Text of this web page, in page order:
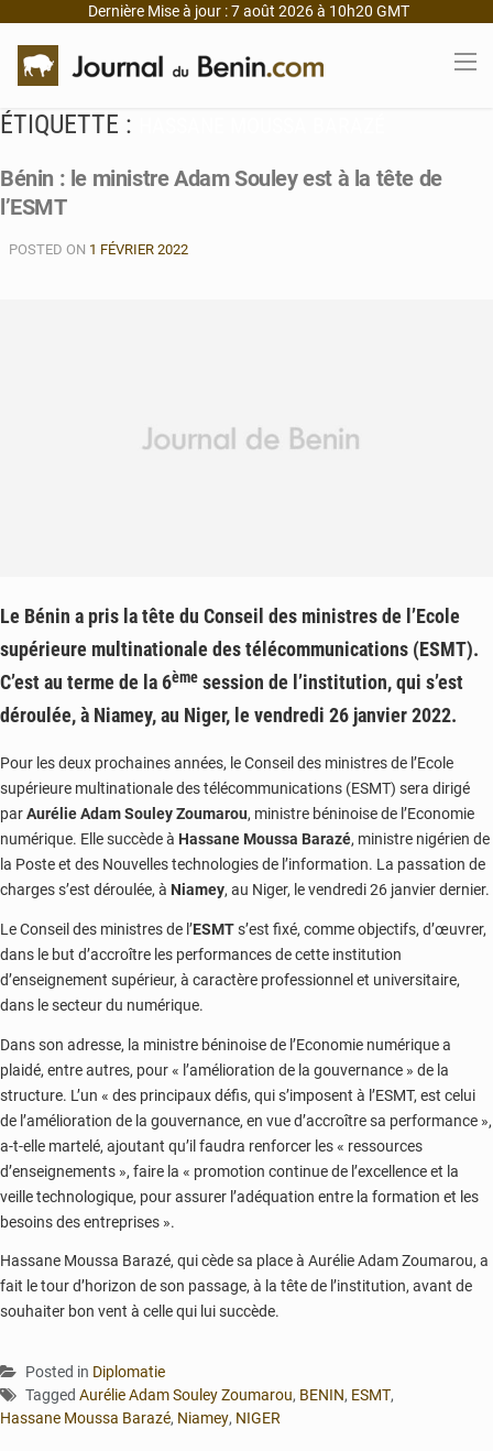
Dernière Mise à jour : 7 août 2026 à 10h20 GMT
ÉTIQUETTE :
Bénin : le ministre Adam Souley est à la tête de
l’ESMT
POSTED ON 1 FÉVRIER 2022
Le Bénin a pris la tête du Conseil des ministres de l’Ecole
supérieure multinationale des télécommunications (ESMT).
C’est au terme de la 6ème session de l’institution, qui s’est
déroulée, à Niamey, au Niger, le vendredi 26 janvier 2022.
Pour les deux prochaines années, le Conseil des ministres de l’Ecole
supérieure multinationale des télécommunications (ESMT) sera dirigé
parAurélie Adam Souley Zoumarou, ministre béninoise de l’Economie
numérique. Elle succède à Hassane Moussa Barazé, ministre nigérien de
la Poste et des Nouvelles technologies de l’information. La passation de
charges s’est déroulée, à Niamey, au Niger, le vendredi 26 janvier dernier.
Le Conseil des ministres de l’ESMTs’est fixé, comme objectifs, d’œuvrer,
dans le but d’accroître les performances de cette institution
d’enseignement supérieur, à caractère professionnel et universitaire,
dans le secteur du numérique.
Dans son adresse, la ministre béninoise de l’Economie numérique a
plaidé, entre autres, pour « l’amélioration de la gouvernance » de la
structure. L’un « des principaux défis, qui s’imposent à l’ESMT, est celui
de l’amélioration de la gouvernance, en vue d’accroître sa performance »,
a-t-elle martelé, ajoutant qu’il faudra renforcer les « ressources
d’enseignements », faire la « promotion continue de l’excellence et la
veille technologique, pour assurer l’adéquation entre la formation et les
besoins des entreprises ».
Hassane Moussa Barazé, qui cède sa place à Aurélie Adam Zoumarou, a
fait le tour d’horizon de son passage, à la tête de l’institution, avant de
souhaiter bon vent à celle qui lui succède.
Posted in Diplomatie
Tagged Aurélie Adam Souley Zoumarou, BENIN, ESMT,
Hassane Moussa Barazé, Niamey, NIGER